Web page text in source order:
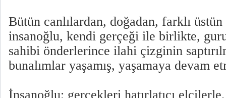
Bütün canlılardan, doğadan, farklı
insanoğlu, kendi gerçeği ile birlikte,
sahibi önderlerince ilahi çizginin
bunalımlar yaşamış, yaşamaya devam
İnsanoğlu; gerçekleri hatırlatıcı elçilerle,